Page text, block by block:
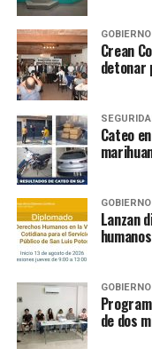
Crean
detonar
Cateo
Lanzan
de dos